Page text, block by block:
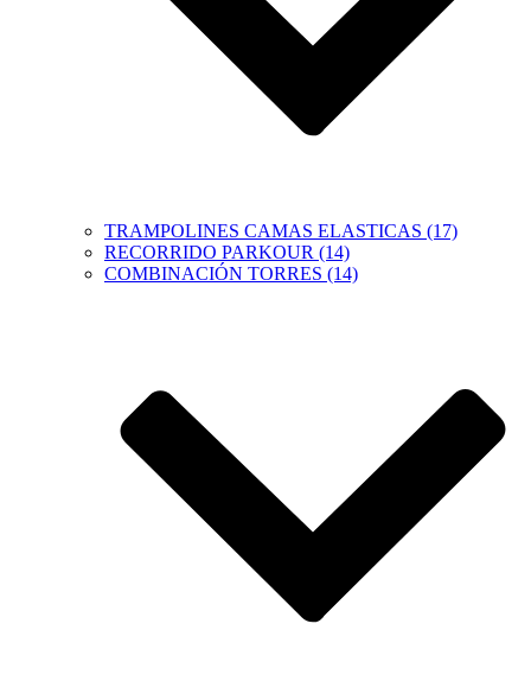
TRAMPOLINES CAMAS ELASTICAS (17)
RECORRIDO PARKOUR (14)
COMBINACIÓN TORRES (14)